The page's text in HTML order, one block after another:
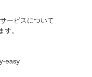
ービスについて
。
easy